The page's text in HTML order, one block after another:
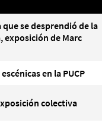
que se desprendió de la
exposición de Marc
en la PUCP
colectiva